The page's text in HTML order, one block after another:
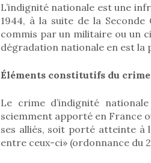
L’indignité nationale est une
1944, à la suite de la
commis par un militaire ou un
dégradation nationale en est la
Éléments constitutifs du crime
Le crime d’indignité
sciemment apporté en France
ses alliés, soit porté atteinte à
entre ceux-ci» (ordonnance du